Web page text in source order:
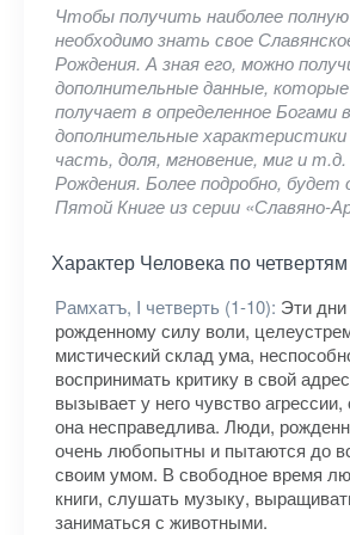
Чтобы получить наиболее
необходимо знать свое
Рождения. А зная его, можно
дополнительные данные, которые
получает в определенное Богами
дополнительные
часть, доля, мгновение, миг и
Рождения. Более подробно, будет
Пятой Книге из серии «Славяно-
Характер Человека по
Рамхатъ, I четверть (1-10): Эти
рожденному силу воли,
мистический склад ума,
воспринимать критику в свой
вызывает у него чувство
она несправедлива. Люди,
очень любопытны и пытаются до
своим умом. В свободное время
книги, слушать музыку,
заниматься с животными.